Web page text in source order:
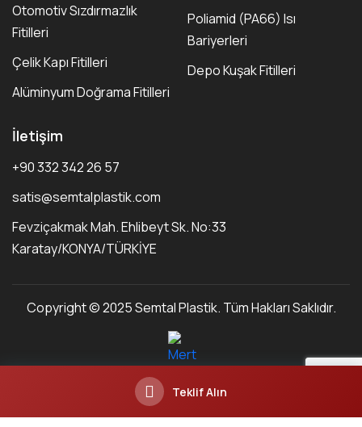
Otomotiv Sızdırmazlık
Fitilleri
Çelik Kapı Fitilleri
Alüminyum Doğrama Fitilleri
Poliamid (PA66) Isı
Bariyerleri
Depo Kuşak Fitilleri
İletişim
+90 332 342 26 57
satis@semtalplastik.com
Fevziçakmak Mah. Ehlibeyt Sk. No:33
Karatay/KONYA/TÜRKİYE
Copyright © 2025 Semtal Plastik. Tüm Hakları Saklıdır.
Teklif Alın